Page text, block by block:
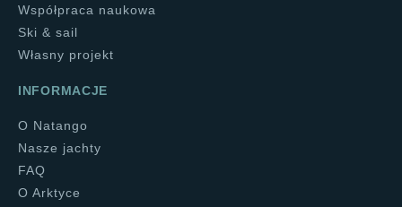
Współpraca naukowa
Ski & sail
Własny projekt
INFORMACJE
O Natango
Nasze jachty
FAQ
O Arktyce